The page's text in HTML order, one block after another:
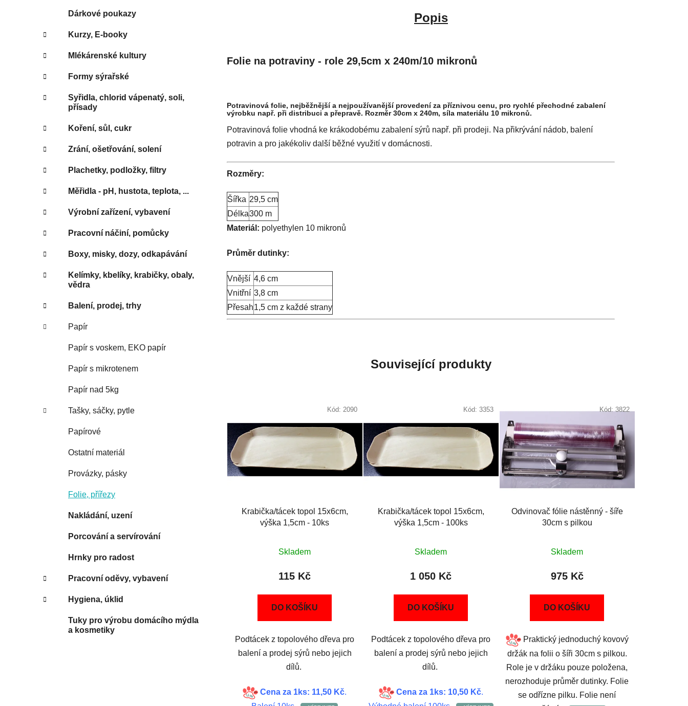
Dárkové poukazy
Kurzy, E-booky
Mlékárenské kultury
Formy sýrařské
Syřidla, chlorid vápenatý, soli,
přísady
Koření, sůl, cukr
Zrání, ošetřování, solení
Plachetky, podložky, filtry
Měřidla - pH, hustota, teplota, ...
Výrobní zařízení, vybavení
Pracovní náčiní, pomůcky
Boxy, misky, dozy, odkapávání
Kelímky, kbelíky, krabičky, obaly,
vědra
Balení, prodej, trhy
Papír
Papír s voskem, EKO papír
Papír s mikrotenem
Papír nad 5kg
Tašky, sáčky, pytle
Papírové
Ostatní materiál
Provázky, pásky
Folie, přířezy
Nakládání, uzení
Porcování a servírování
Hrnky pro radost
Pracovní oděvy, vybavení
Hygiena, úklid
Tuky pro výrobu domácího mýdla
a kosmetiky
Popis
Folie na potraviny - role 29,5cm x 240m/10 mikronů
Potravinová folie, nejběžnější a nejpoužívanější provedení za příznivou cenu, pro rychlé přechodné zabalení
výrobku např. při distribuci a přepravě. Rozměr 30cm x 240m, síla materiálu 10 mikronů.
Potravinová folie vhodná ke krákodobému zabalení sýrů např. při prodeji. Na přikrývání nádob, balení
potravin a pro jakékoliv další běžné využití v domácnosti.
Rozměry:
Šířka 29,5 cm
Délka300 m
Materiál: polyethylen 10 mikronů
Průměr dutinky:
Vnější 4,6 cm
Vnitřní 3,8 cm
Přesah1,5 cm z každé strany
Související produkty
Krabička/tácek topol 15x6cm,
výška 1,5cm - 10ks
Skladem
115 Kč
DO KOŠÍKU
Podtácek z topolového dřeva pro
balení a prodej sýrů nebo jejich
dílů.
Cena za 1ks: 11,50 Kč.
Kód: 2090
Krabička/tácek topol 15x6cm,
výška 1,5cm - 100ks
Skladem
1 050 Kč
DO KOŠÍKU
Podtácek z topolového dřeva pro
balení a prodej sýrů nebo jejich
dílů.
Cena za 1ks: 10,50 Kč.
Kód: 3353
Odvinovač fólie nástěnný - šíře
30cm s pilkou
Skladem
975 Kč
DO KOŠÍKU
Praktický jednoduchý kovový
držák na folii o šíři 30cm s pilkou.
Role je v držáku pouze položena,
nerozhoduje průměr dutinky. Folie
se odřízne pilku. Folie není
Kód: 3822